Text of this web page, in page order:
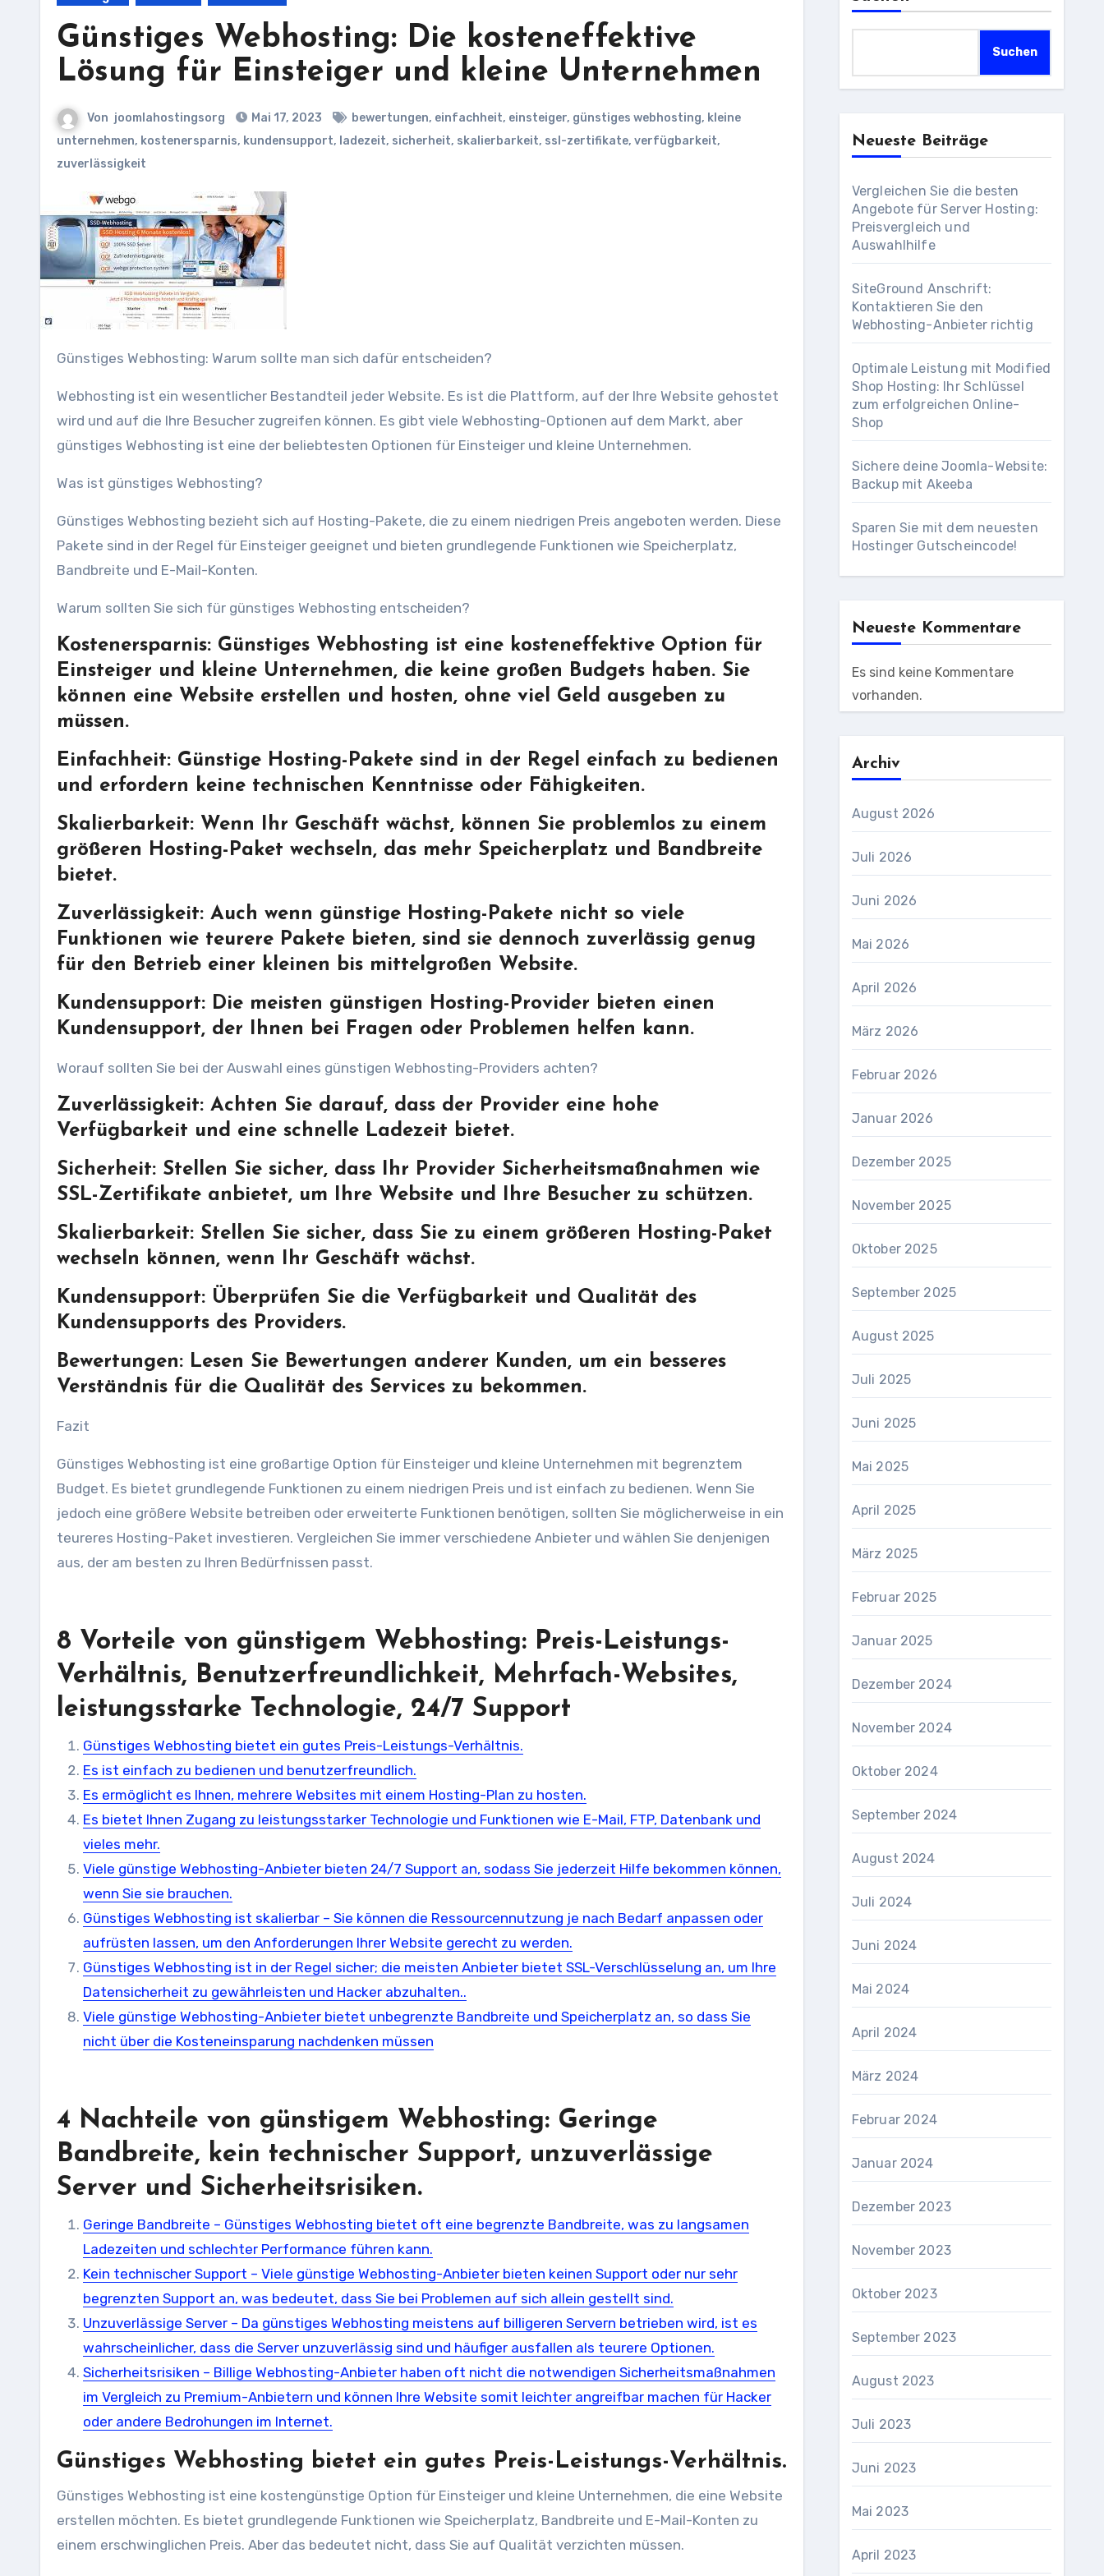
Günstiges Webhosting: Die kosteneffektive
Lösung für Einsteiger und kleine Unternehmen
Von joomlahostingsorg Mai 17, 2023 bewertungen, einfachheit, einsteiger, günstiges webhosting, kleine
unternehmen, kostenersparnis, kundensupport, ladezeit, sicherheit, skalierbarkeit, ssl-zertifikate, verfügbarkeit,
zuverlässigkeit
Günstiges Webhosting: Warum sollte man sich dafür entscheiden?
Webhosting ist ein wesentlicher Bestandteil jeder Website. Es ist die Plattform, auf der Ihre Website gehostet
wird und auf die Ihre Besucher zugreifen können. Es gibt viele Webhosting-Optionen auf dem Markt, aber
günstiges Webhosting ist eine der beliebtesten Optionen für Einsteiger und kleine Unternehmen.
Was ist günstiges Webhosting?
Günstiges Webhosting bezieht sich auf Hosting-Pakete, die zu einem niedrigen Preis angeboten werden. Diese
Pakete sind in der Regel für Einsteiger geeignet und bieten grundlegende Funktionen wie Speicherplatz,
Bandbreite und E-Mail-Konten.
Warum sollten Sie sich für günstiges Webhosting entscheiden?
Kostenersparnis: Günstiges Webhosting ist eine kosteneffektive Option für
Einsteiger und kleine Unternehmen, die keine großen Budgets haben. Sie
können eine Website erstellen und hosten, ohne viel Geld ausgeben zu
müssen.
Einfachheit: Günstige Hosting-Pakete sind in der Regel einfach zu bedienen
und erfordern keine technischen Kenntnisse oder Fähigkeiten.
Skalierbarkeit: Wenn Ihr Geschäft wächst, können Sie problemlos zu einem
größeren Hosting-Paket wechseln, das mehr Speicherplatz und Bandbreite
bietet.
Zuverlässigkeit: Auch wenn günstige Hosting-Pakete nicht so viele
Funktionen wie teurere Pakete bieten, sind sie dennoch zuverlässig genug
für den Betrieb einer kleinen bis mittelgroßen Website.
Kundensupport: Die meisten günstigen Hosting-Provider bieten einen
Kundensupport, der Ihnen bei Fragen oder Problemen helfen kann.
Worauf sollten Sie bei der Auswahl eines günstigen Webhosting-Providers achten?
Zuverlässigkeit: Achten Sie darauf, dass der Provider eine hohe
Verfügbarkeit und eine schnelle Ladezeit bietet.
Sicherheit: Stellen Sie sicher, dass Ihr Provider Sicherheitsmaßnahmen wie
SSL-Zertifikate anbietet, um Ihre Website und Ihre Besucher zu schützen.
Skalierbarkeit: Stellen Sie sicher, dass Sie zu einem größeren Hosting-Paket
wechseln können, wenn Ihr Geschäft wächst.
Kundensupport: Überprüfen Sie die Verfügbarkeit und Qualität des
Kundensupports des Providers.
Bewertungen: Lesen Sie Bewertungen anderer Kunden, um ein besseres
Verständnis für die Qualität des Services zu bekommen.
Fazit
Günstiges Webhosting ist eine großartige Option für Einsteiger und kleine Unternehmen mit begrenztem
Budget. Es bietet grundlegende Funktionen zu einem niedrigen Preis und ist einfach zu bedienen. Wenn Sie
jedoch eine größere Website betreiben oder erweiterte Funktionen benötigen, sollten Sie möglicherweise in ein
teureres Hosting-Paket investieren. Vergleichen Sie immer verschiedene Anbieter und wählen Sie denjenigen
aus, der am besten zu Ihren Bedürfnissen passt.
8 Vorteile von günstigem Webhosting: Preis-Leistungs-
Verhältnis, Benutzerfreundlichkeit, Mehrfach-Websites,
leistungsstarke Technologie, 24/7 Support
Günstiges Webhosting bietet ein gutes Preis-Leistungs-Verhältnis.
Es ist einfach zu bedienen und benutzerfreundlich.
Es ermöglicht es Ihnen, mehrere Websites mit einem Hosting-Plan zu hosten.
Es bietet Ihnen Zugang zu leistungsstarker Technologie und Funktionen wie E-Mail, FTP, Datenbank und
vieles mehr.
Viele günstige Webhosting-Anbieter bieten 24/7 Support an, sodass Sie jederzeit Hilfe bekommen können,
wenn Sie sie brauchen.
Günstiges Webhosting ist skalierbar – Sie können die Ressourcennutzung je nach Bedarf anpassen oder
aufrüsten lassen, um den Anforderungen Ihrer Website gerecht zu werden.
Günstiges Webhosting ist in der Regel sicher; die meisten Anbieter bietet SSL-Verschlüsselung an, um Ihre
Datensicherheit zu gewährleisten und Hacker abzuhalten..
Viele günstige Webhosting-Anbieter bietet unbegrenzte Bandbreite und Speicherplatz an, so dass Sie
nicht über die Kosteneinsparung nachdenken müssen
4 Nachteile von günstigem Webhosting: Geringe
Bandbreite, kein technischer Support, unzuverlässige
Server und Sicherheitsrisiken.
Geringe Bandbreite – Günstiges Webhosting bietet oft eine begrenzte Bandbreite, was zu langsamen
Ladezeiten und schlechter Performance führen kann.
Kein technischer Support – Viele günstige Webhosting-Anbieter bieten keinen Support oder nur sehr
begrenzten Support an, was bedeutet, dass Sie bei Problemen auf sich allein gestellt sind.
Unzuverlässige Server – Da günstiges Webhosting meistens auf billigeren Servern betrieben wird, ist es
wahrscheinlicher, dass die Server unzuverlässig sind und häufiger ausfallen als teurere Optionen.
Sicherheitsrisiken – Billige Webhosting-Anbieter haben oft nicht die notwendigen Sicherheitsmaßnahmen
im Vergleich zu Premium-Anbietern und können Ihre Website somit leichter angreifbar machen für Hacker
oder andere Bedrohungen im Internet.
Günstiges Webhosting bietet ein gutes Preis-Leistungs-Verhältnis.
Günstiges Webhosting ist eine kostengünstige Option für Einsteiger und kleine Unternehmen, die eine Website
erstellen möchten. Es bietet grundlegende Funktionen wie Speicherplatz, Bandbreite und E-Mail-Konten zu
einem erschwinglichen Preis. Aber das bedeutet nicht, dass Sie auf Qualität verzichten müssen.
Suchen
Neueste Beiträge
Vergleichen Sie die besten
Angebote für Server Hosting:
Preisvergleich und
Auswahlhilfe
SiteGround Anschrift:
Kontaktieren Sie den
Webhosting-Anbieter richtig
Optimale Leistung mit Modified
Shop Hosting: Ihr Schlüssel
zum erfolgreichen Online-
Shop
Sichere deine Joomla-Website:
Backup mit Akeeba
Sparen Sie mit dem neuesten
Hostinger Gutscheincode!
Neueste Kommentare
Es sind keine Kommentare
vorhanden.
Archiv
August 2026
Juli 2026
Juni 2026
Mai 2026
April 2026
März 2026
Februar 2026
Januar 2026
Dezember 2025
November 2025
Oktober 2025
September 2025
August 2025
Juli 2025
Juni 2025
Mai 2025
April 2025
März 2025
Februar 2025
Januar 2025
Dezember 2024
November 2024
Oktober 2024
September 2024
August 2024
Juli 2024
Juni 2024
Mai 2024
April 2024
März 2024
Februar 2024
Januar 2024
Dezember 2023
November 2023
Oktober 2023
September 2023
August 2023
Juli 2023
Juni 2023
Mai 2023
April 2023